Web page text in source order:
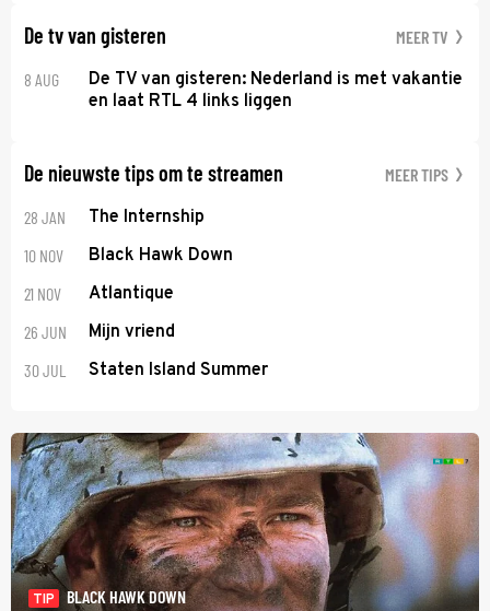
De tv van gisteren MEER TV
8 AUG
De TV van gisteren: Nederland is met vakantie
en laat RTL 4 links liggen
De nieuwste tips om te streamen MEER TIPS
28 JAN The Internship
10 NOV Black Hawk Down
21 NOV Atlantique
26 JUN Mijn vriend
30 JUL Staten Island Summer
TIP
BLACK HAWK DOWN